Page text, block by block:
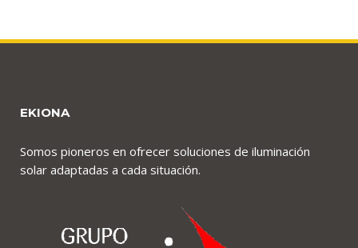
EKIONA
Somos pioneros en ofrecer soluciones de iluminación
solar adaptadas a cada situación.